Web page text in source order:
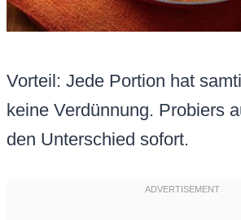
Vorteil: Jede Portion hat
keine Verdünnung. Probiers
den Unterschied sofort.